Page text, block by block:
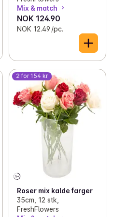
Mix & match
NOK 124.90
NOK 12.49 /pc.
2 for 154 kr
Roser mix kalde farger
35cm, 12 stk,
FreshFlowers